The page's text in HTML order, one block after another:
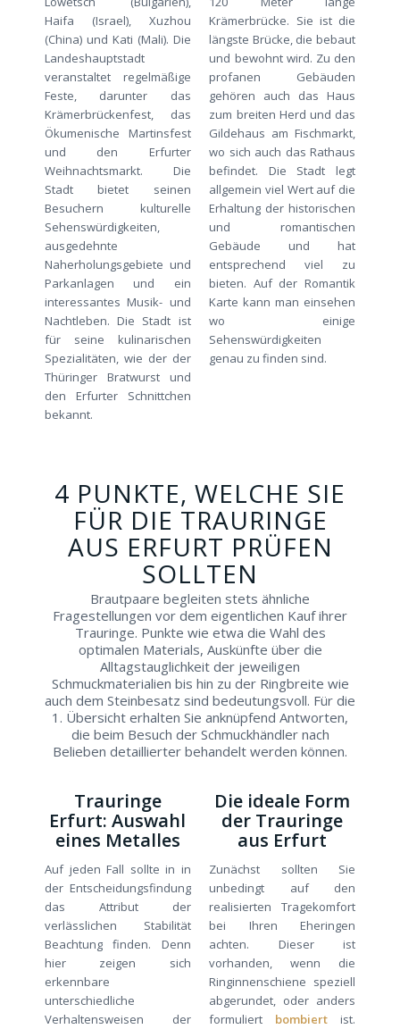
Haifa (Israel), Xuzhou
(China) und Kati (Mali). Die
Landeshauptstadt
veranstaltet regelmäßige
Feste, darunter das
Krämerbrückenfest, das
Ökumenische Martinsfest
und den Erfurter
Weihnachtsmarkt. Die
Stadt bietet seinen
Besuchern kulturelle
Sehenswürdigkeiten,
ausgedehnte
Naherholungsgebiete und
Parkanlagen und ein
interessantes Musik- und
Nachtleben. Die Stadt ist
für seine kulinarischen
Spezialitäten, wie der der
Thüringer Bratwurst und
den Erfurter Schnittchen
bekannt.
Krämerbrücke. Sie ist die
längste Brücke, die bebaut
und bewohnt wird. Zu den
profanen Gebäuden
gehören auch das Haus
zum breiten Herd und das
Gildehaus am Fischmarkt,
wo sich auch das Rathaus
befindet. Die Stadt legt
allgemein viel Wert auf die
Erhaltung der historischen
und romantischen
Gebäude und hat
entsprechend viel zu
bieten. Auf der Romantik
Karte kann man einsehen
wo einige
Sehenswürdigkeiten
genau zu finden sind.
4 PUNKTE, WELCHE SIE
FÜR DIE TRAURINGE
AUS ERFURT PRÜFEN
SOLLTEN
Brautpaare begleiten stets ähnliche
Fragestellungen vor dem eigentlichen Kauf ihrer
Trauringe. Punkte wie etwa die Wahl des
optimalen Materials, Auskünfte über die
Alltagstauglichkeit der jeweiligen
Schmuckmaterialien bis hin zu der Ringbreite wie
auch dem Steinbesatz sind bedeutungsvoll. Für die
1. Übersicht erhalten Sie anknüpfend Antworten,
die beim Besuch der Schmuckhändler nach
Belieben detaillierter behandelt werden können.
Trauringe
Erfurt: Auswahl
eines Metalles
Auf jeden Fall sollte in in
der Entscheidungsfindung
das Attribut der
verlässlichen Stabilität
Beachtung finden. Denn
hier zeigen sich
erkennbare
unterschiedliche
Verhaltensweisen der
Die ideale Form
der Trauringe
aus Erfurt
Zunächst sollten Sie
unbedingt auf den
realisierten Tragekomfort
bei Ihren Eheringen
achten. Dieser ist
vorhanden, wenn die
Ringinnenschiene speziell
abgerundet, oder anders
formuliert bombiert ist.